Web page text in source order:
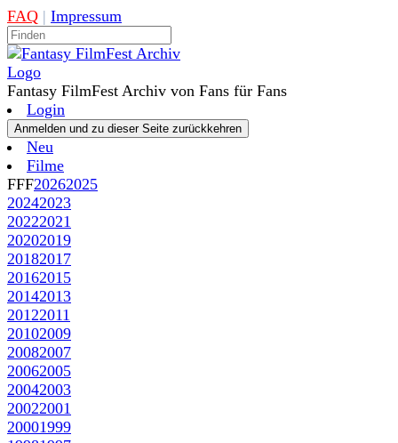
FAQ | Impressum
Fantasy FilmFest Archiv von Fans für Fans
Login
Neu
Filme
FFF20262025
20242023
20222021
20202019
20182017
20162015
20142013
20122011
20102009
20082007
20062005
20042003
20022001
20001999